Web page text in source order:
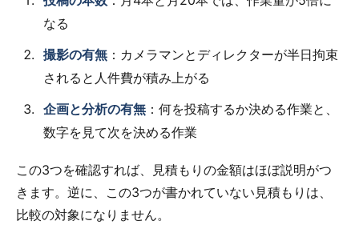
なる
撮影の有無 ：カメラマンとディレクターが半日拘束
されると人件費が積み上がる
企画と分析の有無 ：何を投稿するか決める作業と、
数字を見て次を決める作業
この3つを確認すれば、見積もりの金額はほぼ説明がつ
きます。逆に、この3つが書かれていない見積もりは、
比較の対象になりません。